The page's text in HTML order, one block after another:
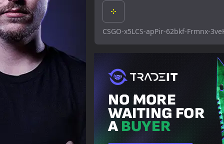
CSGO-x5LCS-apPir-62bkf-Frmnx-